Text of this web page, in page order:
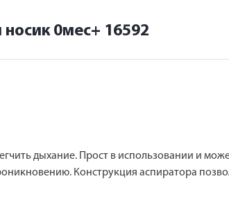
0мес+ 16592
дыхание. Прост в использовании и
Конструкция аспиратора